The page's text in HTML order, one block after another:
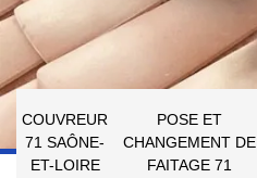
COUVREUR
71 SAÔNE-
ET-LOIRE
POSE ET
CHANGEMENT DE
FAITAGE 71